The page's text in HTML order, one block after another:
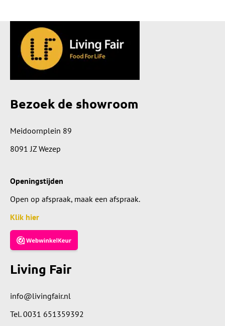
Bezoek de showroom
Meidoornplein 89
8091 JZ Wezep
Openingstijden
Open op afspraak, maak een afspraak.
Klik hier
Living Fair
info@livingfair.nl
Tel.0031 651359392